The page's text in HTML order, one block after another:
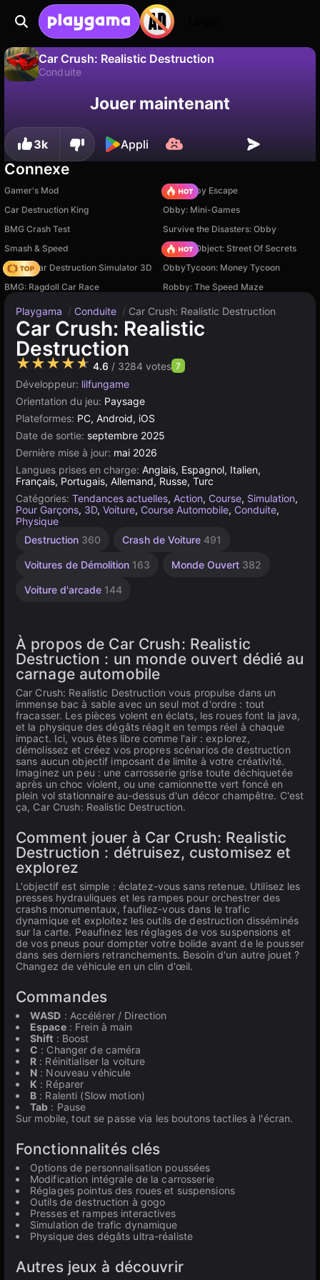
Car Crush: Realistic Destruction
Conduite
progression !
Non Enregistrer
Jouer maintenant
3k Appli
Connexe
Gamer's Mod
Your Obby Escape
Car Destruction King
Obby: Mini-Games
BMG Crash Test
Survive the Disasters: Obby
Smash & Speed
Hidden Object: Street Of Secrets
Online Car Destruction Simulator 3D
ObbyTycoon: Money Tycoon
BMG: Ragdoll Car Race
Robby: The Speed Maze
Playgama / Conduite / Car Crush: Realistic Destruction
Car Crush: Realistic
Destruction
★★★★★ 4.6 / 3284 votes 7
Développeur: lilfungame
Orientation du jeu: Paysage
Plateformes: PC, Android, iOS
Date de sortie: septembre 2025
Dernière mise à jour: mai 2026
Langues prises en charge: Anglais, Espagnol, Italien,
Français, Portugais, Allemand, Russe, Turc
Catégories: Tendances actuelles, Action, Course, Simulation,
Pour Garçons, 3D, Voiture, Course Automobile, Conduite,
Physique
Destruction 360 Crash de Voiture 491
Voitures de Démolition 163 Monde Ouvert 382
Voiture d'arcade 144
À propos de Car Crush: Realistic
Destruction : un monde ouvert dédié au
carnage automobile
Car Crush: Realistic Destruction vous propulse dans un
immense bac à sable avec un seul mot d'ordre : tout
fracasser. Les pièces volent en éclats, les roues font la java,
et la physique des dégâts réagit en temps réel à chaque
impact. Ici, vous êtes libre comme l'air : explorez,
démolissez et créez vos propres scénarios de destruction
sans aucun objectif imposant de limite à votre créativité.
Imaginez un peu : une carrosserie grise toute déchiquetée
après un choc violent, ou une camionnette vert foncé en
plein vol stationnaire au-dessus d'un décor champêtre. C'est
ça, Car Crush: Realistic Destruction.
Comment jouer à Car Crush: Realistic
Destruction : détruisez, customisez et
explorez
L'objectif est simple : éclatez-vous sans retenue. Utilisez les
presses hydrauliques et les rampes pour orchestrer des
crashs monumentaux, faufilez-vous dans le trafic
dynamique et exploitez les outils de destruction disséminés
sur la carte. Peaufinez les réglages de vos suspensions et
de vos pneus pour dompter votre bolide avant de le pousser
dans ses derniers retranchements. Besoin d'un autre jouet ?
Changez de véhicule en un clin d'œil.
Commandes
WASD : Accélérer / Direction
Espace: Frein à main
Shift : Boost
C : Changer de caméra
R : Réinitialiser la voiture
N : Nouveau véhicule
K : Réparer
B : Ralenti (Slow motion)
Tab : Pause
Sur mobile, tout se passe via les boutons tactiles à l'écran.
Fonctionnalités clés
Options de personnalisation poussées
Modification intégrale de la carrosserie
Réglages pointus des roues et suspensions
Outils de destruction à gogo
Presses et rampes interactives
Simulation de trafic dynamique
Physique des dégâts ultra-réaliste
Autres jeux à découvrir